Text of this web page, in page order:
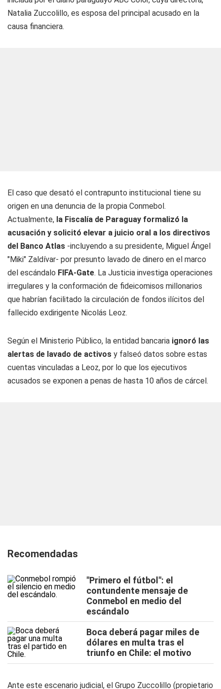
Natalia Zuccolillo, es esposa del principal acusado en la
causa financiera.
El caso que desató el contrapunto institucional tiene su
origen en una denuncia de la propia Conmebol.
Actualmente, la Fiscalía de Paraguay formalizó la
acusación y solicitó elevar a juicio oral a los directivos
del Banco Atlas -incluyendo a su presidente, Miguel Ángel
"Miki" Zaldívar- por presunto lavado de dinero en el marco
del escándalo FIFA-Gate. La Justicia investiga operaciones
irregulares y la conformación de fideicomisos millonarios
que habrían facilitado la circulación de fondos ilícitos del
fallecido exdirigente Nicolás Leoz.
Según el Ministerio Público, la entidad bancaria ignoró las
alertas de lavado de activos y falseó datos sobre estas
cuentas vinculadas a Leoz, por lo que los ejecutivos
acusados se exponen a penas de hasta 10 años de cárcel.
Recomendadas
"Primero el fútbol": el
contundente mensaje de
Conmebol en medio del
escándalo
Boca deberá pagar miles de
dólares en multa tras el
triunfo en Chile: el motivo
Ante este escenario judicial, el Grupo Zuccolillo (propietario